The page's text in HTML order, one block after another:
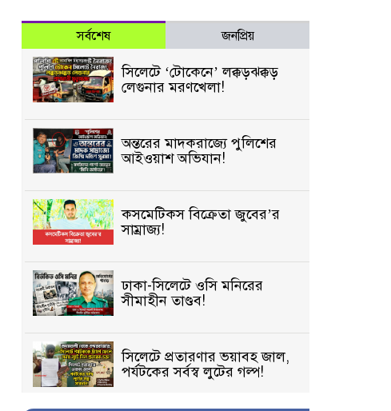
সর্বশেষ জনপ্রিয়
সিলেটে ‘টোকেনে’ লক্কড়ঝক্কড়
লেগুনার মরণখেলা!
অন্তরের মাদকরাজ্যে পুলিশের
আইওয়াশ অভিযান!
কসমেটিকস বিক্রেতা জুবের’র
সাম্রাজ্য!
ঢাকা-সিলেটে ওসি মনিরের
সীমাহীন তাণ্ডব!
সিলেটে প্রতারণার ভয়াবহ জাল,
পর্যটকের সর্বস্ব লুটের গল্প!